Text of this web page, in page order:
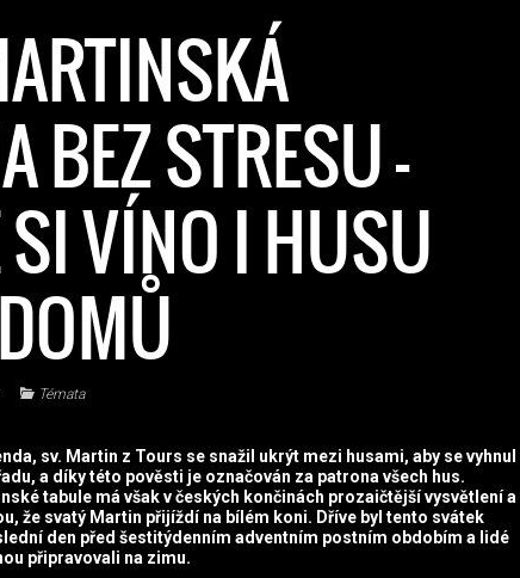
BEZ STRESU –
SI VÍNO I HUSU
Témata
sv. Martin z Tours se snažil ukrýt mezi husami, aby se vyhnul
a díky této pověsti je označován za patrona všech hus.
tabule má však v českých končinách prozaičtější vysvětlení a
že svatý Martin přijíždí na bílém koni. Dříve byl tento svátek
den před šestitýdenním adventním postním obdobím a lidé
připravovali na zimu.